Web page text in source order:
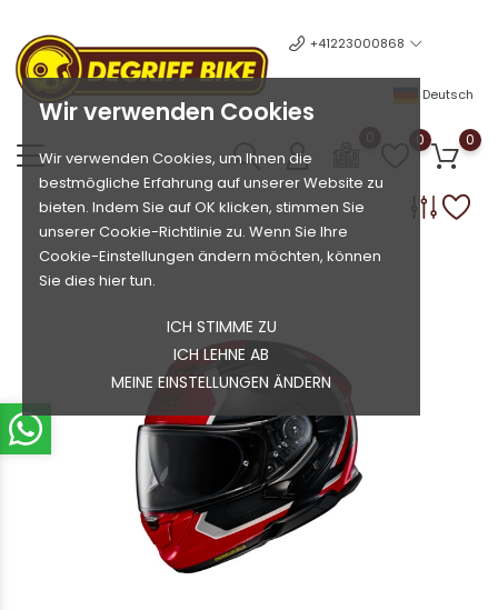
Wir verwenden Cookies
Wir verwenden Cookies, um Ihnen die
bestmögliche Erfahrung auf unserer Website zu
bieten. Indem Sie auf OK klicken, stimmen Sie
unserer Cookie-Richtlinie zu. Wenn Sie Ihre
Cookie-Einstellungen ändern möchten, können
Sie dies hier tun.
ICH STIMME ZU
ICH LEHNE AB
MEINE EINSTELLUNGEN ÄNDERN
+41223000868
Deutsch
0 0